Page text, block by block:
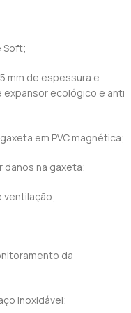
Soft;
mm de espessura e
expansor ecológico e anti
em PVC magnética;
danos na gaxeta;
ventilação;
da
inoxidável;